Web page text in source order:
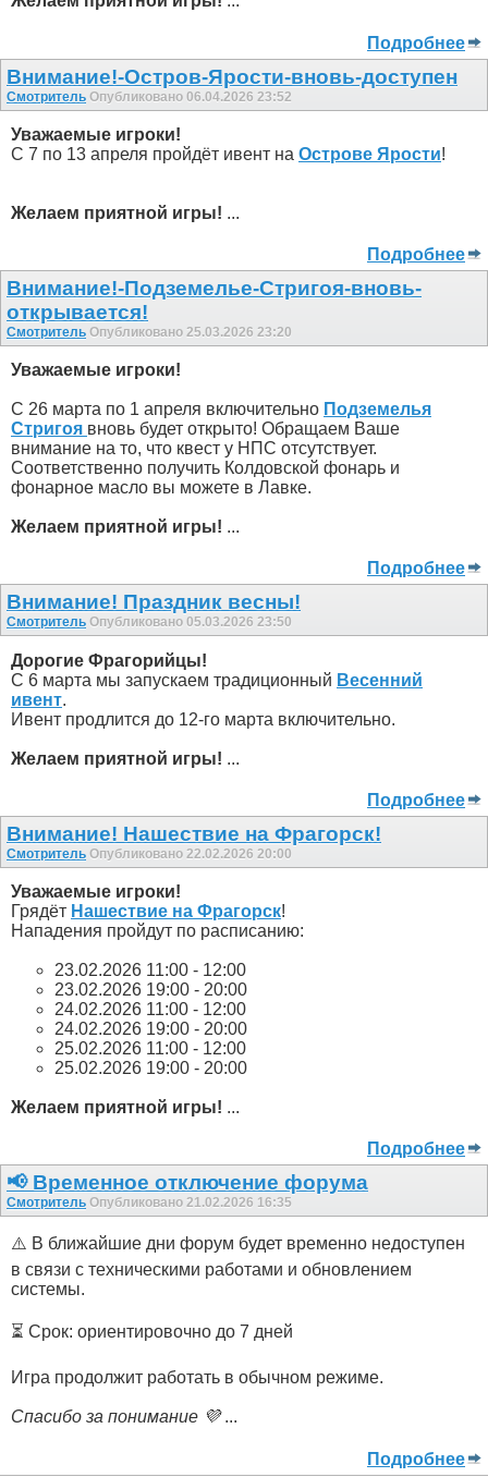
Подробнее
Внимание!-Остров-Ярости-вновь-доступен
Смотритель Опубликовано 06.04.2026 23:52
Уважаемые игроки!
С 7 по 13 апреля пройдёт ивент на Острове Ярости!
Желаем приятной игры! ...
Подробнее
Внимание!-Подземелье-Стригоя-вновь-
открывается!
Смотритель Опубликовано 25.03.2026 23:20
Уважаемые игроки!
С 26 марта по 1 апреля включительно Подземелья
Стригоя вновь будет открыто! Обращаем Ваше
внимание на то, что квест у НПС отсутствует.
Соответственно получить Колдовской фонарь и
фонарное масло вы можете в Лавке.
Желаем приятной игры! ...
Подробнее
Внимание! Праздник весны!
Смотритель Опубликовано 05.03.2026 23:50
Дорогие Фрагорийцы!
С 6 марта мы запускаем традиционный Весенний
ивент.
Ивент продлится до 12-го марта включительно.
Желаем приятной игры! ...
Подробнее
Внимание! Нашествие на Фрагорск!
Смотритель Опубликовано 22.02.2026 20:00
Уважаемые игроки!
Грядёт Нашествие на Фрагорск!
Нападения пройдут по расписанию:
23.02.2026 11:00 - 12:00
23.02.2026 19:00 - 20:00
24.02.2026 11:00 - 12:00
24.02.2026 19:00 - 20:00
25.02.2026 11:00 - 12:00
25.02.2026 19:00 - 20:00
Желаем приятной игры! ...
Подробнее
📢 Временное отключение форума
Смотритель Опубликовано 21.02.2026 16:35
⚠️ В ближайшие дни форум будет временно недоступен
в связи с техническими работами и обновлением
системы.
⏳ Срок: ориентировочно до 7 дней
Игра продолжит работать в обычном режиме.
Спасибо за понимание 💜...
Подробнее